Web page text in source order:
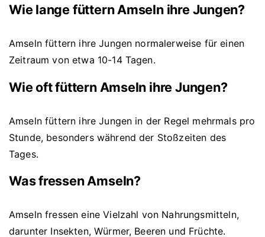
Wie lange füttern Amseln ihre Jungen?
Amseln füttern ihre Jungen normalerweise für einen
Zeitraum von etwa 10-14 Tagen.
Wie oft füttern Amseln ihre Jungen?
Amseln füttern ihre Jungen in der Regel mehrmals pro
Stunde, besonders während der Stoßzeiten des
Tages.
Was fressen Amseln?
Amseln fressen eine Vielzahl von Nahrungsmitteln,
darunter Insekten, Würmer, Beeren und Früchte.